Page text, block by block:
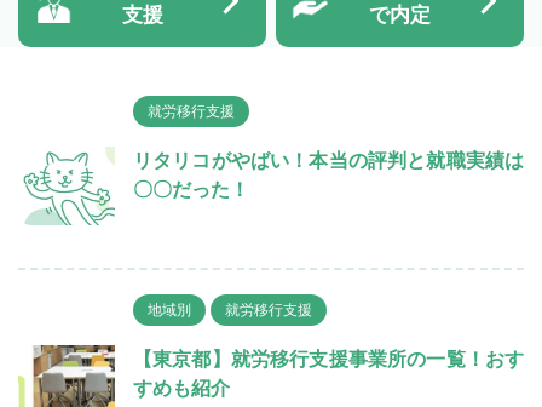
支援
で内定
就労移行支援
リタリコがやばい！本当の評判と就職実績は
〇〇だった！
地域別 就労移行支援
【東京都】就労移行支援事業所の一覧！おす
すめも紹介